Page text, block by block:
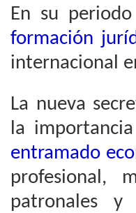
En su
formación
internacional
La nueva
la
entramado
profesional,
patronales